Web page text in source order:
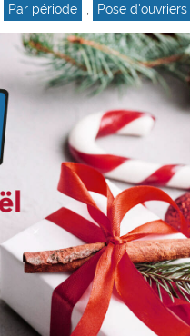
Par période Pose d'ouvriers